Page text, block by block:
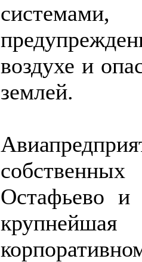
воздухе и
землей.
Остафьево и